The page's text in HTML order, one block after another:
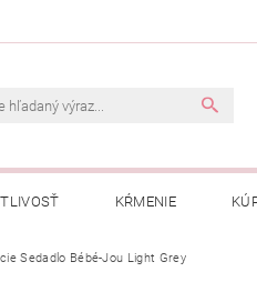
KŔMENIE
OCHRANA
Sedadlo Bébé-Jou Light Grey